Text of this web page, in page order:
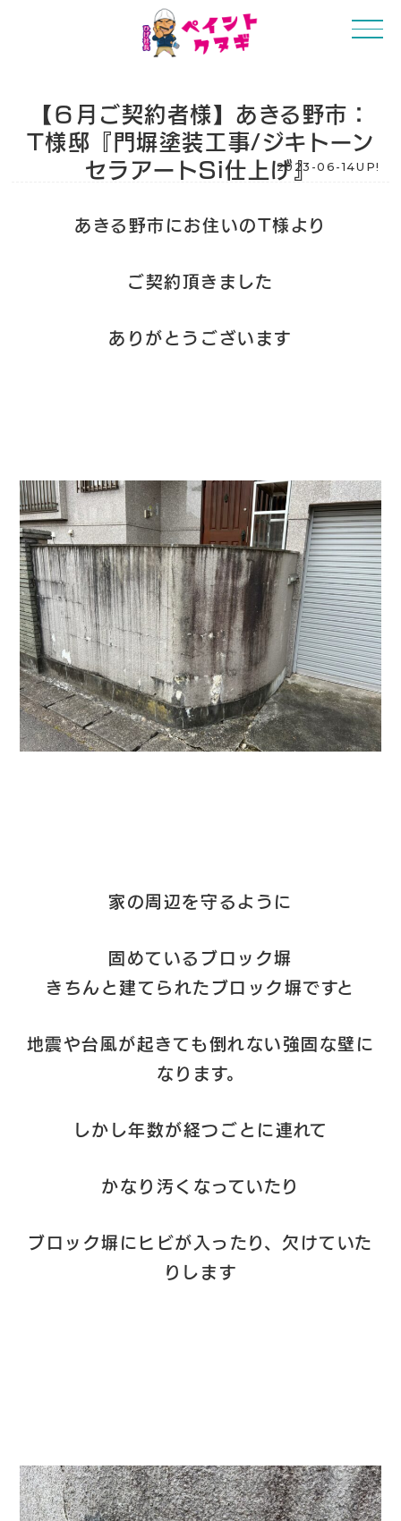
【６月ご契約者様】あきる野市：
T様邸『門塀塗装工事/ジキトーン
セラアートSi仕上げ』2023-06-14UP!
あきる野市にお住いのT様より
ご契約頂きました
ありがとうございます
家の周辺を守るように
固めているブロック塀
きちんと建てられたブロック塀ですと
地震や台風が起きても倒れない強固な壁に
なります。
しかし年数が経つごとに連れて
かなり汚くなっていたり
ブロック塀にヒビが入ったり、欠けていた
りします